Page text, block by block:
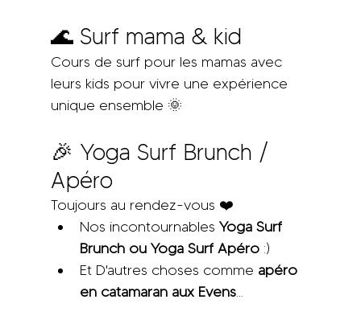
🌊 Surf mama & kid
Cours de surf pour les mamas avec
leurs kids pour vivre une expérience
unique ensemble 🌞
🎉 Yoga Surf Brunch /
Apéro
Toujours au rendez-vous ❤️
Nos incontournables Yoga Surf
Brunch ou Yoga Surf Apéro :)
Et D'autres choses comme apéro
en catamaran aux Evens...